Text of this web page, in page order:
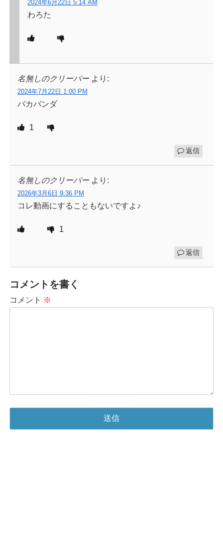
2024年6月22日 5:14 AM
わろた
名無しのクリーパー より:
2024年7月22日 1:00 PM
バカパンダ
1
返信
名無しのクリーパー より:
2026年3月6日 9:36 PM
コレ動画にすることもないですよ♪
1
返信
コメントを書く
コメント ※